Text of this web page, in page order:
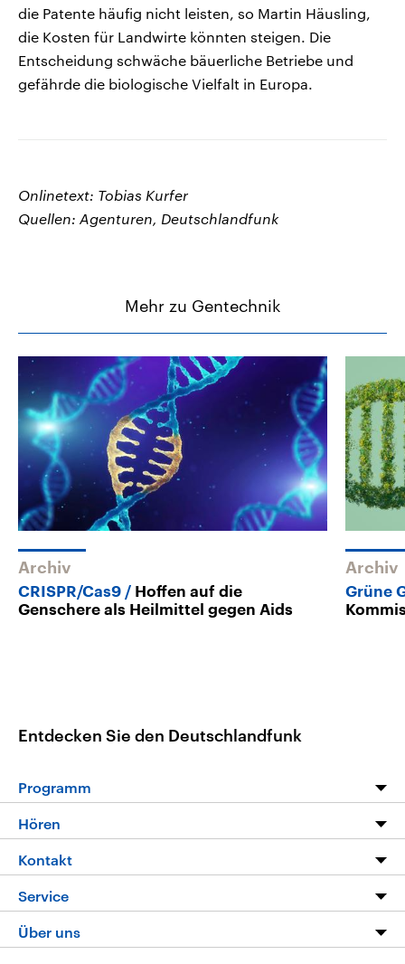
die Patente häufig nicht leisten, so Martin Häusling,
die Kosten für Landwirte könnten steigen. Die
Entscheidung schwäche bäuerliche Betriebe und
gefährde die biologische Vielfalt in Europa.
Onlinetext: Tobias Kurfer
Quellen: Agenturen, Deutschlandfunk
Mehr zu Gentechnik
Archiv
CRISPR/Cas9
Hoffen auf die
Genschere als Heilmittel gegen Aids
Archiv
Grüne
Entdecken Sie den Deutschlandfunk
Programm
Programm
Die Nachrichten
Nachrichtenleicht
Neue Beiträge auf dlf.de
Hören
Livestream
Podcasts
Deutschlandfunk App
Kontakt
Hörerservice
Service
FAQ
Über uns